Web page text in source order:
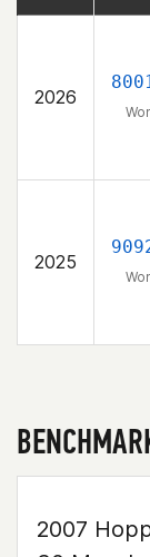
2026
2025
2007